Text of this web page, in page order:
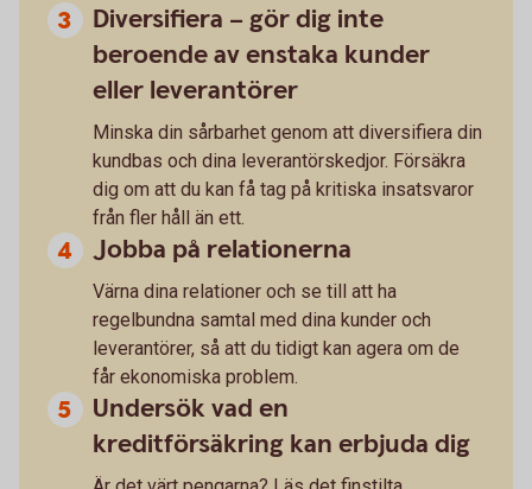
Diversifiera – gör dig inte
beroende av enstaka kunder
eller leverantörer
Minska din sårbarhet genom att diversifiera din
kundbas och dina leverantörskedjor. Försäkra
dig om att du kan få tag på kritiska insatsvaror
från fler håll än ett.
Jobba på relationerna
Värna dina relationer och se till att ha
regelbundna samtal med dina kunder och
leverantörer, så att du tidigt kan agera om de
får ekonomiska problem.
Undersök vad en
kreditförsäkring kan erbjuda dig